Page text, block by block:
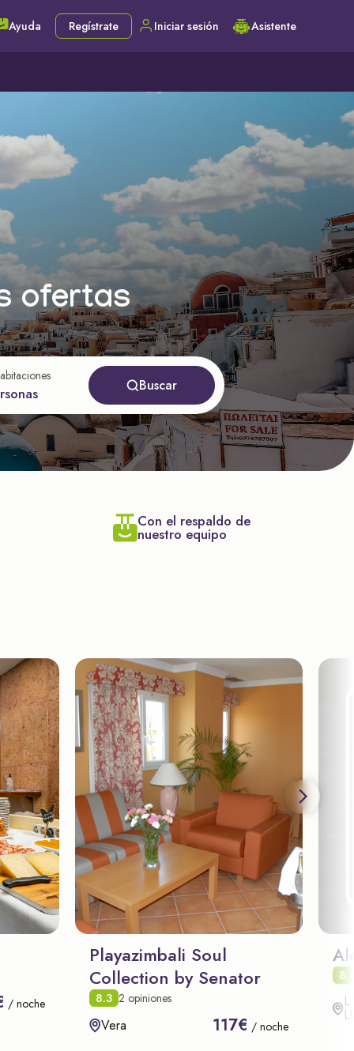
Ayuda Regístrate Iniciar sesión Asistente
ofertas
Buscar
Con el respaldo de
nuestro equipo
/ noche
Playazimbali Soul
Collection by Senator
8.3 2 opiniones
Vera 117€ / noche